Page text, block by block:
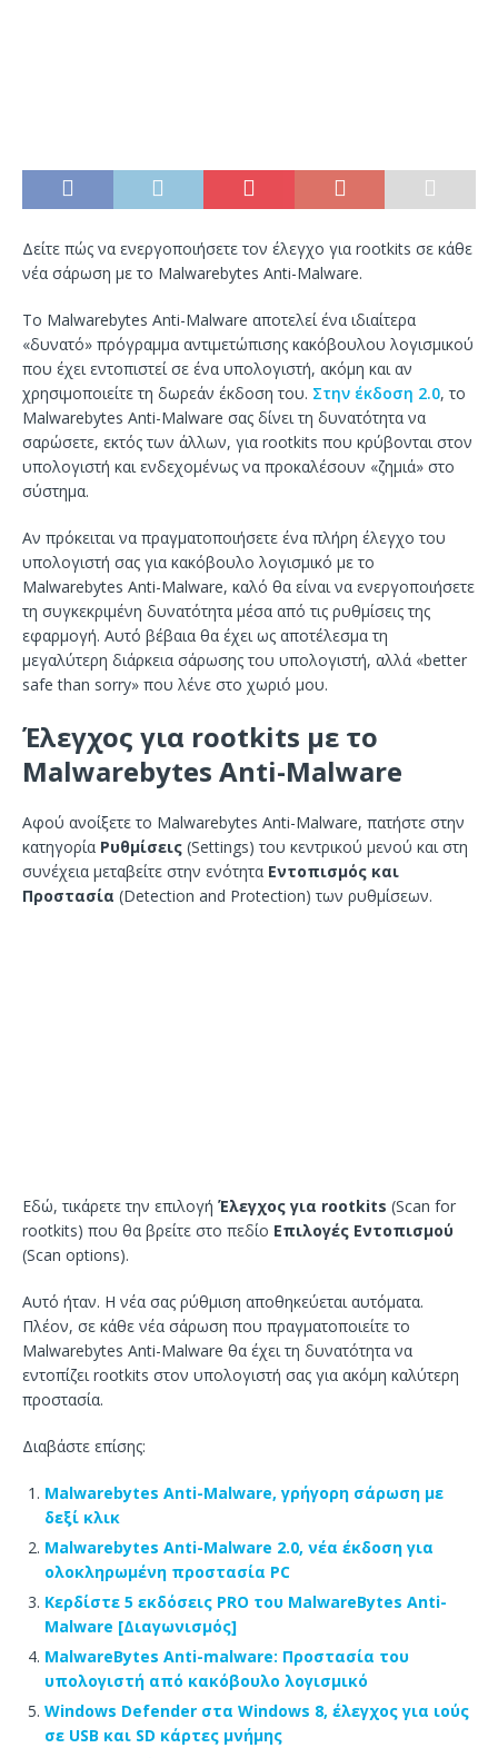
Δείτε πώς να ενεργοποιήσετε τον έλεγχο για rootkits σε κάθε
νέα σάρωση με το Malwarebytes Anti-Malware.
Το Malwarebytes Anti-Malware αποτελεί ένα ιδιαίτερα
«δυνατό» πρόγραμμα αντιμετώπισης κακόβουλου λογισμικού
που έχει εντοπιστεί σε ένα υπολογιστή, ακόμη και αν
χρησιμοποιείτε τη δωρεάν έκδοση του. Στην έκδοση 2.0, το
Malwarebytes Anti-Malware σας δίνει τη δυνατότητα να
σαρώσετε, εκτός των άλλων, για rootkits που κρύβονται στον
υπολογιστή και ενδεχομένως να προκαλέσουν «ζημιά» στο
σύστημα.
Αν πρόκειται να πραγματοποιήσετε ένα πλήρη έλεγχο του
υπολογιστή σας για κακόβουλο λογισμικό με το
Malwarebytes Anti-Malware, καλό θα είναι να ενεργοποιήσετε
τη συγκεκριμένη δυνατότητα μέσα από τις ρυθμίσεις της
εφαρμογή. Αυτό βέβαια θα έχει ως αποτέλεσμα τη
μεγαλύτερη διάρκεια σάρωσης του υπολογιστή, αλλά «better
safe than sorry» που λένε στο χωριό μου.
Έλεγχος για rootkits με το
Malwarebytes Anti-Malware
Αφού ανοίξετε το Malwarebytes Anti-Malware, πατήστε στην
κατηγορία Ρυθμίσεις (Settings) του κεντρικού μενού και στη
συνέχεια μεταβείτε στην ενότητα Εντοπισμός και
Προστασία (Detection and Protection) των ρυθμίσεων.
Εδώ, τικάρετε την επιλογή Έλεγχος για rootkits (Scan for
rootkits) που θα βρείτε στο πεδίο Επιλογές Εντοπισμού
(Scan options).
Αυτό ήταν. Η νέα σας ρύθμιση αποθηκεύεται αυτόματα.
Πλέον, σε κάθε νέα σάρωση που πραγματοποιείτε το
Malwarebytes Anti-Malware θα έχει τη δυνατότητα να
εντοπίζει rootkits στον υπολογιστή σας για ακόμη καλύτερη
προστασία.
Διαβάστε επίσης:
Malwarebytes Anti-Malware, γρήγορη σάρωση με
δεξί κλικ
Malwarebytes Anti-Malware 2.0, νέα έκδοση για
ολοκληρωμένη προστασία PC
Κερδίστε 5 εκδόσεις PRO του MalwareBytes Anti-
Malware [Διαγωνισμός]
MalwareBytes Anti-malware: Προστασία του
υπολογιστή από κακόβουλο λογισμικό
Windows Defender στα Windows 8, έλεγχος για ιούς
σε USB και SD κάρτες μνήμης